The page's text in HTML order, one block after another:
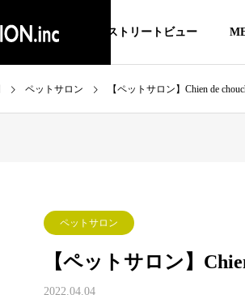
ストリートビュー
ペットサロン 【ペットサロン】Chien de
ペットサロン
【ペットサロン】
2022.04.04